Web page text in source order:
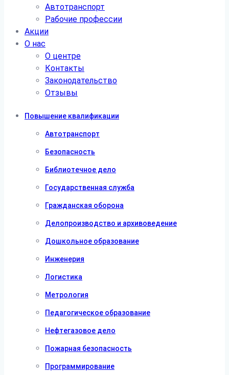
Автотранспорт
Рабочие профессии
Акции
О нас
О центре
Контакты
Законодательство
Отзывы
Повышение квалификации
Автотранспорт
Безопасность
Библиотечное дело
Государственная служба
Гражданская оборона
Делопроизводство и архивоведение
Дошкольное образование
Инженерия
Логистика
Метрология
Педагогическое образование
Нефтегазовое дело
Пожарная безопасность
Программирование